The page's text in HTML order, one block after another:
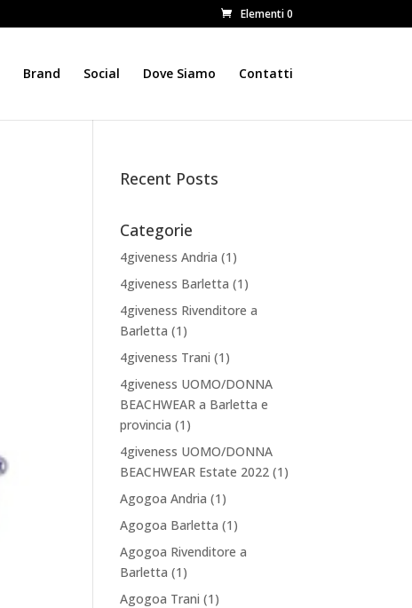
Elementi 0
Brand Social Dove Siamo Contatti
Recent Posts
Categorie
4giveness Andria (1)
4giveness Barletta (1)
4giveness Rivenditore a
Barletta (1)
4giveness Trani (1)
4giveness UOMO/DONNA
BEACHWEAR a Barletta e
provincia (1)
4giveness UOMO/DONNA
BEACHWEAR Estate 2022 (1)
Agogoa Andria (1)
Agogoa Barletta (1)
Agogoa Rivenditore a
Barletta (1)
Agogoa Trani (1)